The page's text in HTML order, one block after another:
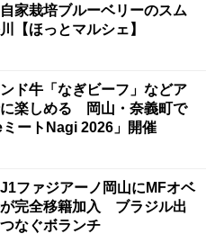
家栽培ブルーベリーのスム
【ほっとマルシェ】
ド牛「なぎビーフ」などア
楽しめる 岡山・奈義町で
ミートNagi 2026」開催
J1ファジアーノ岡山にMFオベ
完全移籍加入 ブラジル出
なぐボランチ